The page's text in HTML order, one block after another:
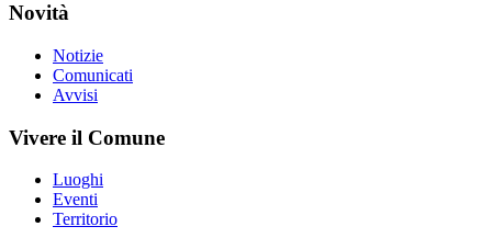
Novità
Notizie
Comunicati
Avvisi
Vivere il Comune
Luoghi
Eventi
Territorio